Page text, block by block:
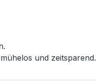
und zeitsparend.